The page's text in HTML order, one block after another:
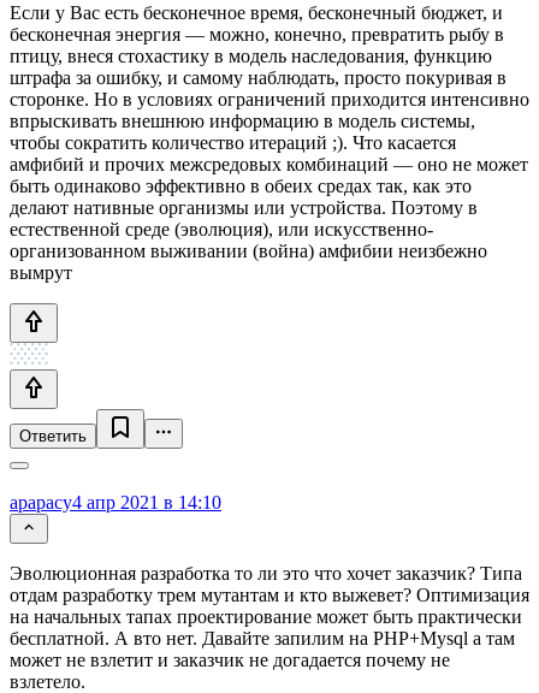
Если у Вас есть бесконечное время, бесконечный бюджет, и
бесконечная энергия — можно, конечно, превратить рыбу в
птицу, внеся стохастику в модель наследования, функцию
штрафа за ошибку, и самому наблюдать, просто покуривая в
сторонке. Но в условиях ограничений приходится интенсивно
впрыскивать внешнюю информацию в модель системы,
чтобы сократить количество итераций ;). Что касается
амфибий и прочих межсредовых комбинаций — оно не может
быть одинаково эффективно в обеих средах так, как это
делают нативные организмы или устройства. Поэтому в
естественной среде (эволюция), или искусственно-
организованном выживании (война) амфибии неизбежно
вымрут
Ответить
apapacy4 апр 2021 в 14:10
Эволюционная разработка то ли это что хочет заказчик? Типа
отдам разработку трем мутантам и кто выжевет? Оптимизация
на начальных тапах проектирование может быть практически
бесплатной. А вто нет. Давайте запилим на PHP+Mysql а там
может не взлетит и заказчик не догадается почему не
взлетело.